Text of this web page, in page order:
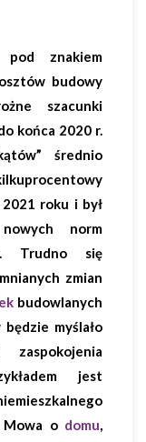
znakiem
budowy
szacunki
końca 2020 r.
średnio
roku i był
norm
Trudno się
zmian
budowlanych
myślało
jest
Mowa o domu,